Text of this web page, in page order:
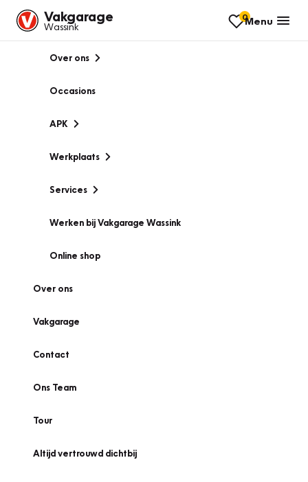
Vakgarage
Wassink
0Menu
Over ons
Occasions
APK
Werkplaats
Services
Werken bij Vakgarage Wassink
Online shop
Over ons
Vakgarage
Contact
Ons Team
Tour
Altijd vertrouwd dichtbij